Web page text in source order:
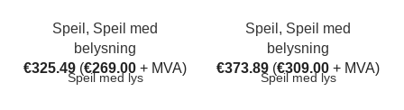
Speil , Speil med
belysning
€325.49 (€269.00 + MVA)
Speil med lys
Speil , Speil med
belysning
€373.89 (€309.00 + MVA)
Speil med lys